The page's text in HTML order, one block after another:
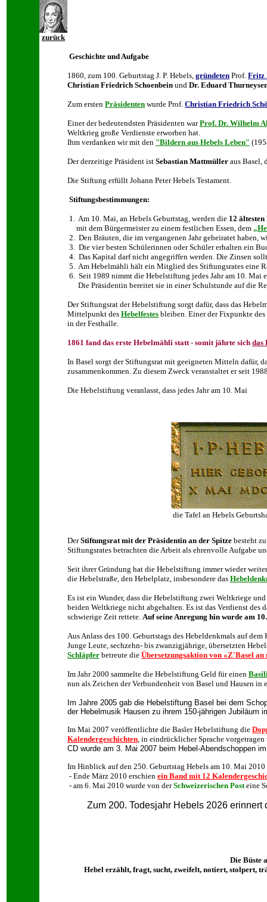
zurück
Geschichte und Aufgabe
1860, zum 100. Geburtstag J. P. Hebels, gründeten Prof. Fritz
Christian Friedrich Schoenbein und Dr. Eduard
Zum ersten Präsidenten wurde Prof. Christian Friedrich
Einer der bedeutendsten Präsidenten warProf. Dr. Wilhelm
Weltkrieg große Verdienste erworben hat.
Ihm verdanken wir mit den "Bildern aus Hebels Leben"
Der derzeitige Präsident ist Sebastian Mattmüller aus Basel,
Die Stiftung erfüllt Johann Peter Hebels Testament.
Stiftungsbestimmungen:
1. Am 10. Mai, an Hebels Geburtstag, werden die 12
mit dem Bürgermeister zu einem festlichen Essen, dem
2. Den Bräuten, die im vergangenen Jahr geheiratet haben,
3. Die vier besten Schülerinnen oder Schüler erhalten ein
4. Das Kapital darf nicht angegriffen werden. Die Zinsen
5. Am Hebelmähli hält ein Mitglied des Stiftungsrates eine
6. Seit 1989 nimmt die Hebelstiftung jedes Jahr am 10. Mai
Die Präsidentin bereitet sie in einer Schulstunde auf die
Der Stiftungsrat der Hebelstiftung sorgt dafür, dass das
Mittelpunkt des Hebelfestes bleiben. Einer der Fixpunkte
in der Festhalle.
1861 fand das erste Hebelmähli statt - somit jährte sich das
In Basel sorgt der Stiftungsrat mit geeigneten Mitteln dafür,
zusammenkommen. Zu diesem Zweck veranstaltet er seit
Die Hebelstiftung veranlasst, dass jedes Jahr am 10. Mai
die Tafel an Hebels
DerStiftungsrat mit der Präsidentin an der Spitze besteht
Stiftungsrates betrachten die Arbeit als ehrenvolle Aufgabe
Seit ihrer Gründung hat die Hebelstiftung immer wieder
die Hebelstraße, den Hebelplatz, insbesondere das
Es ist ein Wunder, dass die Hebelstiftung zwei Weltkriege
beiden Weltkriege nicht abgehalten. Es ist das Verdienst des
schwierige Zeit rettete. Auf seine Anregung hin wurde am
Aus Anlass des 100. Geburtstags des Hebeldenkmals auf
Junge Leute, sechzehn- bis zwanzigjährige, übersetzten
Schläpfer betreute die Übersetzungsaktion von «Z'Basel an
Im Jahr 2000 sammelte die Hebelstiftung Geld für einen
nun als Zeichen der Verbundenheit von Basel und Hausen in
Im Jahre 2005 gab die Hebelstiftung Basel bei dem
der Hebelmusik Hausen zu ihrem 150-jährigen Jubiläum
Im Mai 2007 veröffentlichte die Basler Hebelstiftung die
Kalendergeschichten, in eindrücklicher Sprache
CD wurde am 3. Mai 2007 beim Hebel-Abendschoppen
Im Hinblick auf den 250. Geburtstag Hebels am 10. Mai
- Ende März 2010 erschien ein Band mit 12
- am 6. Mai 2010 wurde von derSchweizerischen Posteine
Zum 200. Todesjahr Hebels 2026
Die Büste
Hebel erzählt, fragt, sucht, zweifelt, notiert, stolpert,